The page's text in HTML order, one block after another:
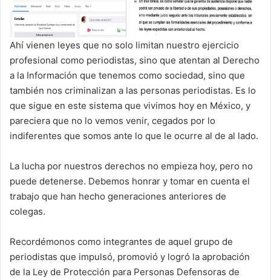
Ahí vienen leyes que no solo limitan nuestro ejercicio
profesional como periodistas, sino que atentan al Derecho
a la Información que tenemos como sociedad, sino que
también nos criminalizan a las personas periodistas. Es lo
que sigue en este sistema que vivimos hoy en México, y
pareciera que no lo vemos venir, cegados por lo
indiferentes que somos ante lo que le ocurre al de al lado.
La lucha por nuestros derechos no empieza hoy, pero no
puede detenerse. Debemos honrar y tomar en cuenta el
trabajo que han hecho generaciones anteriores de
colegas.
Recordémonos como integrantes de aquel grupo de
periodistas que impulsó, promovió y logró la aprobación
de la Ley de Protección para Personas Defensoras de